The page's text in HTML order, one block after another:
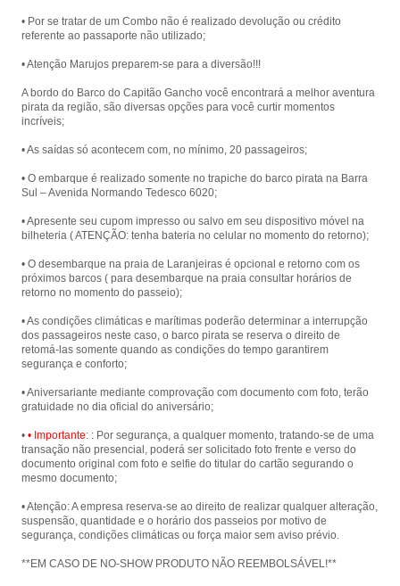
• Por se tratar de um Combo não é realizado devolução ou crédito
referente ao passaporte não utilizado;
• Atenção Marujos preparem-se para a diversão!!!
A bordo do Barco do Capitão Gancho você encontrará a melhor aventura
pirata da região, são diversas opções para você curtir momentos
incríveis;
• As saídas só acontecem com, no mínimo, 20 passageiros;
• O embarque é realizado somente no trapiche do barco pirata na Barra
Sul – Avenida Normando Tedesco 6020;
• Apresente seu cupom impresso ou salvo em seu dispositivo móvel na
bilheteria ( ATENÇÃO: tenha bateria no celular no momento do retorno);
• O desembarque na praia de Laranjeiras é opcional e retorno com os
próximos barcos ( para desembarque na praia consultar horários de
retorno no momento do passeio);
• As condições climáticas e marítimas poderão determinar a interrupção
dos passageiros neste caso, o barco pirata se reserva o direito de
retomá-las somente quando as condições do tempo garantirem
segurança e conforto;
• Aniversariante mediante comprovação com documento com foto, terão
gratuidade no dia oficial do aniversário;
• • Importante: : Por segurança, a qualquer momento, tratando-se de uma
transação não presencial, poderá ser solicitado foto frente e verso do
documento original com foto e selfie do titular do cartão segurando o
mesmo documento;
• Atenção: A empresa reserva-se ao direito de realizar qualquer alteração,
suspensão, quantidade e o horário dos passeios por motivo de
segurança, condições climáticas ou força maior sem aviso prévio.
**EM CASO DE NO-SHOW PRODUTO NÃO REEMBOLSÁVEL!**